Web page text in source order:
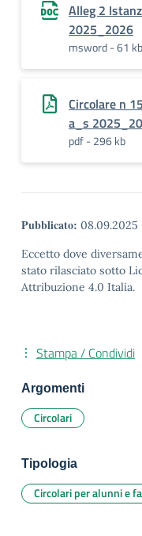
Alleg 2
2025_2026
msword - 61 kb
Circolare n
a_s
pdf - 296 kb
Pubblicato: 08.09.2025
Eccetto dove
stato rilasciato sotto
Attribuzione 4.0 Italia.
Stampa / Condividi
Argomenti
Circolari
Tipologia
Circolari per alunni e